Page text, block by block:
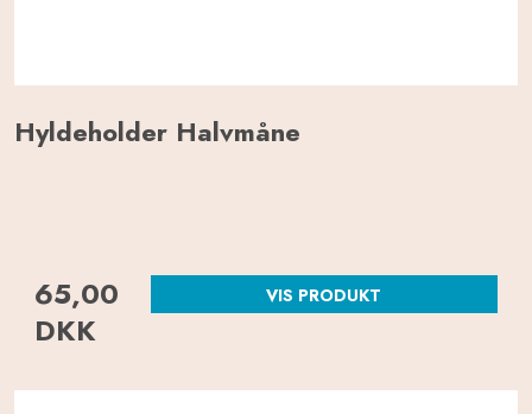
Hyldeholder Halvmåne
65,00
DKK
VIS PRODUKT